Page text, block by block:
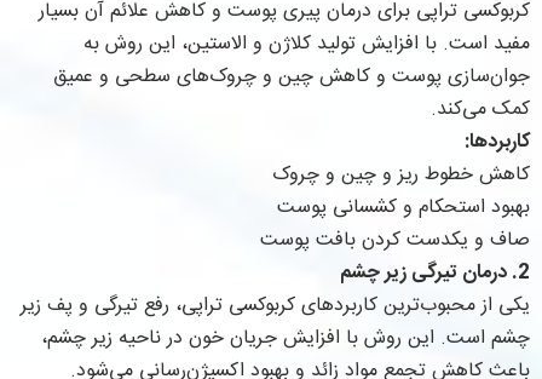
کربوکسی تراپی برای درمان پیری پوست و کاهش علائم آن بسیار
مفید است. با افزایش تولید کلاژن و الاستین، این روش به
جوان‌سازی پوست و کاهش چین و چروک‌های سطحی و عمیق
کمک می‌کند.
کاربردها:
کاهش خطوط ریز و چین و چروک
بهبود استحکام و کشسانی پوست
صاف و یکدست کردن بافت پوست
2. درمان تیرگی زیر چشم
یکی از محبوب‌ترین کاربردهای کربوکسی تراپی، رفع تیرگی و پف زیر
چشم است. این روش با افزایش جریان خون در ناحیه زیر چشم،
باعث کاهش تجمع مواد زائد و بهبود اکسیژن‌رسانی می‌شود.